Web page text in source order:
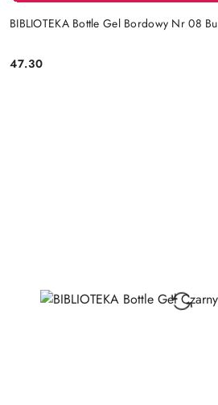
BIBLIOTEKA Bottle Gel Bordowy Nr 08
Cena:
47.30